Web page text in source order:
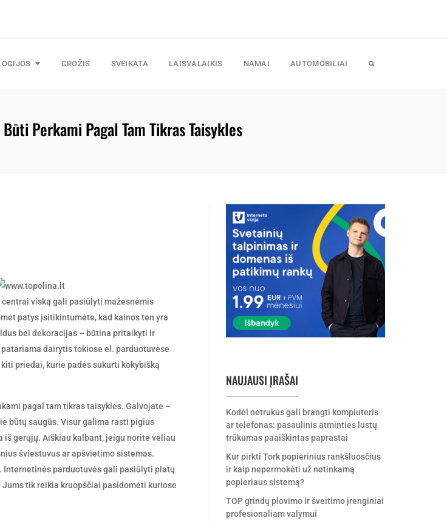
GROŽIS SVEIKATA LAISVALAIKIS NAMAI AUTOMOBILIAI
Perkami Pagal Tam Tikras Taisykles
viską gali pasiūlyti mažesnėmis
patys įsitikintumėte, kad kainos ten yra
bei dekoracijas – būtina pritaikyti ir
dairytis tokiose el. parduotuvėse
priedai, kurie padės sukurti kokybišką
pagal tam tikras taisykles. Galvojate –
būtų saugūs. Visur galima rasti pigius
iš gerųjų. Aiškiau kalbant, jeigu norite vėliau
šviestuvus ar apšvietimo sistemas.
Internetinės parduotuvės gali pasiūlyti platų
tik reikia kruopščiai pasidomėti kuriose
NAUJAUSI ĮRAŠAI
Kodėl netrukus gali brangti kompiuteris
ar telefonas: pasaulinis atminties lustų
trūkumas paaiškintas paprastai
Kur pirkti Tork popierinius rankšluosčius
ir kaip nepermokėti už netinkamą
popieriaus sistemą?
TOP grindų plovimo ir šveitimo įrenginiai
profesionaliam valymui